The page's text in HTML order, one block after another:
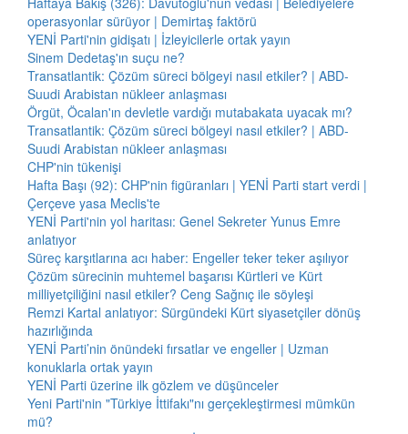
operasyonlar sürüyor | Demirtaş faktörü
YENİ Parti'nin gidişatı | İzleyicilerle ortak yayın
Sinem Dedetaş'ın suçu ne?
Transatlantik: Çözüm süreci bölgeyi nasıl etkiler? | ABD-
Suudi Arabistan nükleer anlaşması
Örgüt, Öcalan'ın devletle vardığı mutabakata uyacak mı?
Transatlantik: Çözüm süreci bölgeyi nasıl etkiler? | ABD-
Suudi Arabistan nükleer anlaşması
CHP'nin tükenişi
Hafta Başı (92): CHP'nin figüranları | YENİ Parti start verdi |
Çerçeve yasa Meclis'te
YENİ Parti'nin yol haritası: Genel Sekreter Yunus Emre
anlatıyor
Süreç karşıtlarına acı haber: Engeller teker teker aşılıyor
Çözüm sürecinin muhtemel başarısı Kürtleri ve Kürt
milliyetçiliğini nasıl etkiler? Ceng Sağnıç ile söyleşi
Remzi Kartal anlatıyor: Sürgündeki Kürt siyasetçiler dönüş
hazırlığında
YENİ Parti’nin önündeki fırsatlar ve engeller | Uzman
konuklarla ortak yayın
YENİ Parti üzerine ilk gözlem ve düşünceler
Yeni Parti'nin "Türkiye İttifakı"nı gerçekleştirmesi mümkün
mü?